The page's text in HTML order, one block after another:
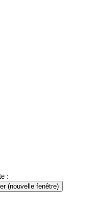
:
(nouvelle fenêtre)